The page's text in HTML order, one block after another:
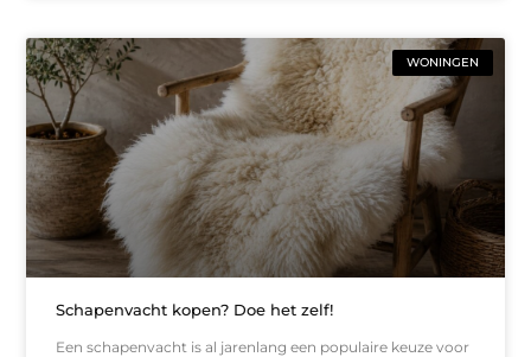
WONINGEN
Schapenvacht kopen? Doe het zelf!
Een schapenvacht is al jarenlang een populaire keuze voor